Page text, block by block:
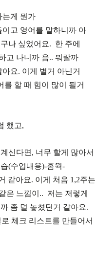
는게 뭔가
고 영어를 말하니까 아
나 싶었어요. 한 주에
고 나니까 음.. 뭐랄까
요. 이게 별거 아닌거
를 할 때 힘이 많이 될거
했고,
신다면, 너무 할게 많아서
(수업내용)-홈웍-
같아요. 이게 처음 1,2주는
은 느낌이.. 저는 저렇게
좀 덜 놓쳤던거 같아요.
체크 리스트를 만들어서